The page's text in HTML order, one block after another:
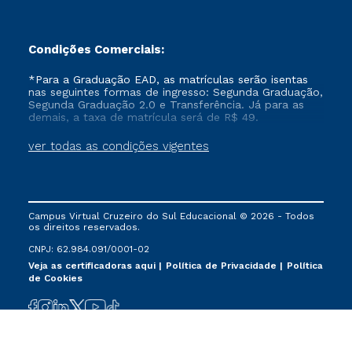
Condições Comerciais:
ver todas as condições vigentes
*Para a Graduação EAD, as matrículas serão isentas
nas seguintes formas de ingresso: Segunda Graduação,
Segunda Graduação 2.0 e Transferência. Já para as
demais, a taxa de matrícula será de R$ 49.
Campus Virtual Cruzeiro do Sul Educacional © 2026 - Todos
os direitos reservados.
CNPJ: 62.984.091/0001-02
Veja as certificadoras aqui
Política de Privacidade
Política
de Cookies